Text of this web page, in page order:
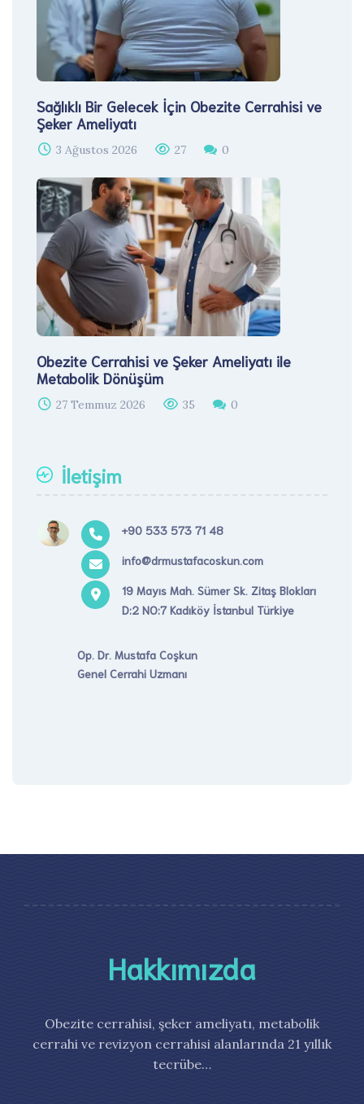
Sağlıklı Bir Gelecek İçin Obezite Cerrahisi ve
Şeker Ameliyatı
3 Ağustos 2026 27 0
Obezite Cerrahisi ve Şeker Ameliyatı ile
Metabolik Dönüşüm
27 Temmuz 2026 35 0
İletişim
+90 533 573 71 48
info@drmustafacoskun.com
19 Mayıs Mah. Sümer Sk. Zitaş Blokları
D:2 NO:7 Kadıköy İstanbul Türkiye
Op. Dr. Mustafa Coşkun
Genel Cerrahi Uzmanı
Hakkımızda
Obezite cerrahisi, şeker ameliyatı, metabolik
cerrahi ve revizyon cerrahisi alanlarında 21 yıllık
tecrübe…